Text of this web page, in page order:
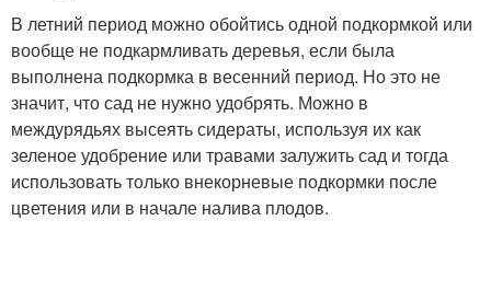
В летний период можно обойтись одной подкормкой или
вообще не подкармливать деревья, если была
выполнена подкормка в весенний период. Но это не
значит, что сад не нужно удобрять. Можно в
междурядьях высеять сидераты, используя их как
зеленое удобрение или травами залужить сад и тогда
использовать только внекорневые подкормки после
цветения или в начале налива плодов.